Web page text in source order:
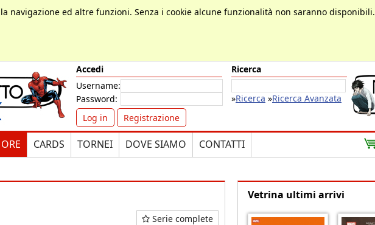
navigazione ed altre funzioni. Senza i cookie alcune funzionalità non saranno disponibili.
Accedi
Username:
Password:
Log in
Registrazione
Ricerca
»Ricerca »Ricerca Avanzata
CARDS TORNEI DOVE SIAMO CONTATTI
Serie complete
Vetrina ultimi arrivi